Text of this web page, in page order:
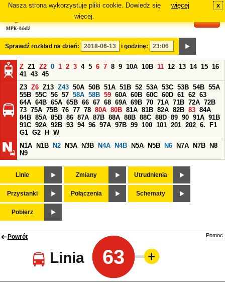
Nasza strona wykorzystuje pliki cookie. Dowiedz się
więcej.
więcej x
Sprawdź rozkład na dzień: i godzinę:
Z Z1 Z2 0 1 2 3 4 5 6 7 8 9 10A 10B 11 12 13 14 15 16
41 43 45
Z3 Z6 Z13 Z43 50A 50B 51A 51B 52 53A 53C 53B 54B 55A
55B 55C 56 57 58A 58B 59 60A 60B 60C 60D 61 62 63
64A 64B 65A 65B 66 67 68 69A 69B 70 71A 71B 72A 72B
73 75A 75B 76 77 78 80A 80B 81A 81B 82A 82B 83 84A
84B 85A 85B 86 87A 87B 88A 88B 88C 88D 89 90 91A 91B
91C 92A 92B 93 94 96 97A 97B 99 100 101 201 202 6.
F1
G1 G2 H
W
N1A
N1B N2 N3A N3B N4A N4B N5A N5B N6 N7A N7B
N8
N9
Linie Zmiany Utrudnienia
Przystanki Połączenia Schematy
Pobierz
Powrót
Linia 63
Pomoc